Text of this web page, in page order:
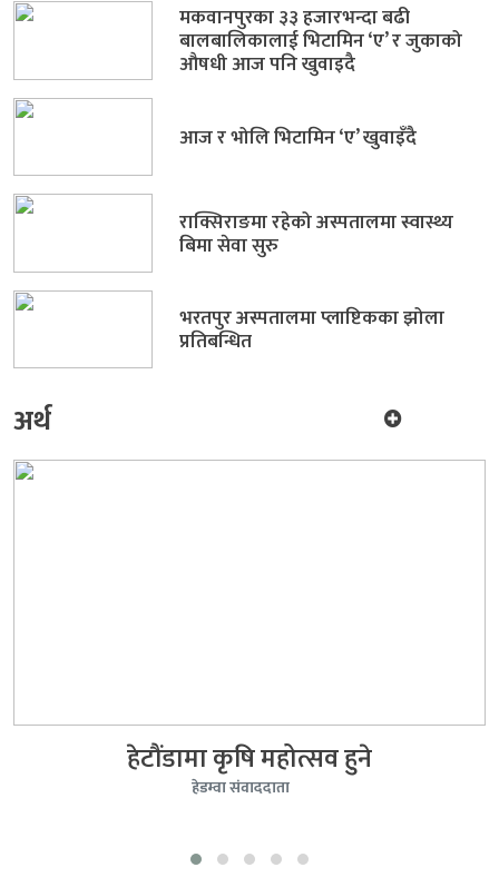
मकवानपुरका ३३ हजारभन्दा बढी
बालबालिकालाई भिटामिन ‘ए’ र जुकाको
औषधी आज पनि खुवाइदै
आज र भोलि भिटामिन ‘ए’ खुवाइँदै
राक्सिराङमा रहेको अस्पतालमा स्वास्थ्य
बिमा सेवा सुरु
भरतपुर अस्पतालमा प्लाष्टिकका झोला
प्रतिबन्धित
अर्थ
धरहराबाट उठ्यो ११ करोड राजस्व
हेडम्वा संवाददाता